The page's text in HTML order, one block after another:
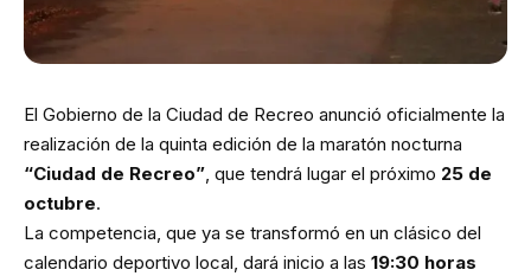
El Gobierno de la Ciudad de Recreo anunció oficialmente la
realización de la quinta edición de la maratón nocturna
“Ciudad de Recreo” , que tendrá lugar el próximo 25 de
octubre.
La competencia, que ya se transformó en un clásico del
calendario deportivo local, dará inicio a las 19:30 horas